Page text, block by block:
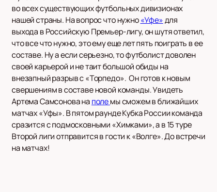
во всех существующих футбольных дивизионах
нашей страны. На вопрос что нужно«Уфе»для
выхода в Российскую Премьер-лигу, он шутя ответил,
что все что нужно, это ему еще лет пять поиграть в ее
составе. Ну а если серьезно, то футболист доволен
своей карьерой и не таит большой обиды на
внезапный разрыв с «Торпедо». Он готов к новым
свершениям в составе новой команды. Увидеть
Артема Самсонова на полемы сможем в ближайших
матчах «Уфы». В пятом раунде Кубка России команда
сразится с подмосковными «Химками», а в 15 туре
Второй лиги отправится в гости к «Волге». До встречи
на матчах!